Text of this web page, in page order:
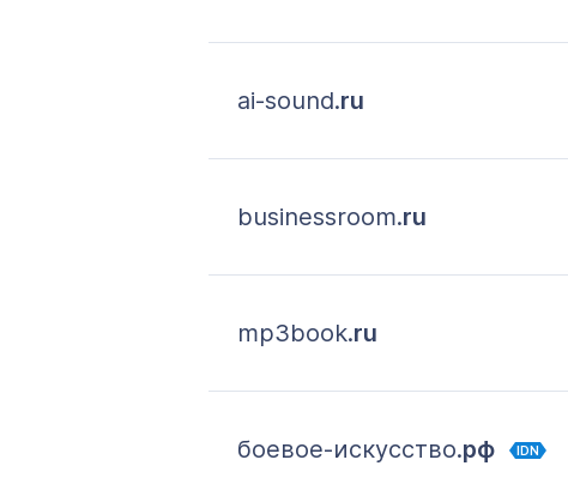
ai-sound.ru
businessroom.ru
mp3book.ru
боевое-искусство.рф IDN